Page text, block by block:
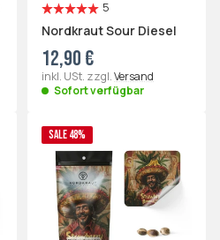
5
Nordkraut Sour Diesel
12,90 €
inkl. USt. zzgl.Versand
Sofort verfügbar
SALE 48%